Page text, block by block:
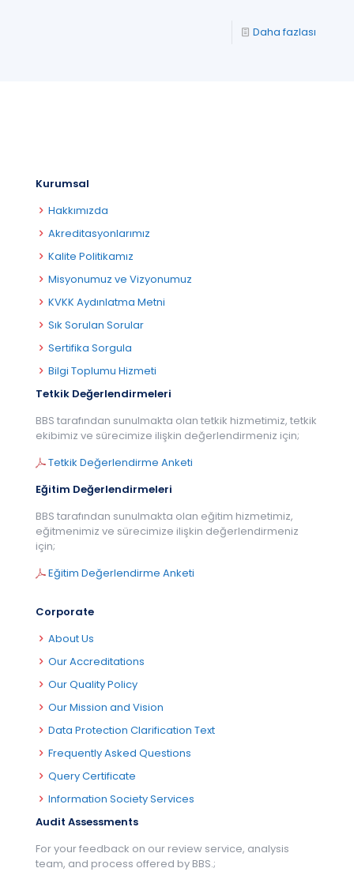
Daha fazlası
Kurumsal
Hakkımızda
Akreditasyonlarımız
Kalite Politikamız
Misyonumuz ve Vizyonumuz
KVKK Aydınlatma Metni
Sık Sorulan Sorular
Sertifika Sorgula
Bilgi Toplumu Hizmeti
Tetkik Değerlendirmeleri
BBS tarafından sunulmakta olan tetkik hizmetimiz, tetkik
ekibimiz ve sürecimize ilişkin değerlendirmeniz için;
Tetkik Değerlendirme Anketi
Eğitim Değerlendirmeleri
BBS tarafından sunulmakta olan eğitim hizmetimiz,
eğitmenimiz ve sürecimize ilişkin değerlendirmeniz
için;
Eğitim Değerlendirme Anketi
Corporate
About Us
Our Accreditations
Our Quality Policy
Our Mission and Vision
Data Protection Clarification Text
Frequently Asked Questions
Query Certificate
Information Society Services
Audit Assessments
For your feedback on our review service, analysis
team, and process offered by BBS.;